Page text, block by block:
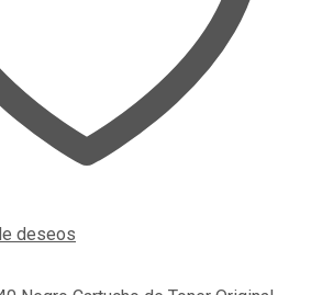
deseos